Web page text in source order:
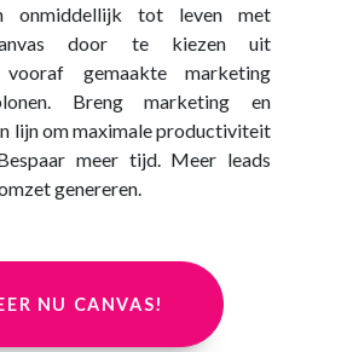
onmiddellijk tot leven met
door te kiezen uit
vooraf gemaakte marketing
Breng marketing en
lijn om maximale productiviteit
meer tijd. Meer leads
genereren.
NU CANVAS!